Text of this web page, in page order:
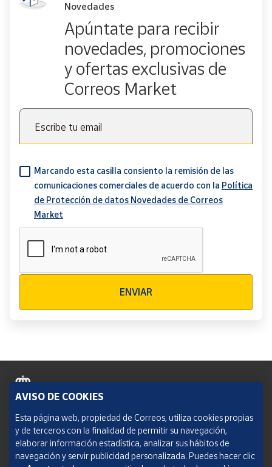
Novedades
Apúntate para recibir
novedades, promociones
y ofertas exclusivas de
Correos Market
Escribe tu email
Marcando esta casilla consiento la remisión de las
comunicaciones comerciales de acuerdo con la Política
de Protección de datos Novedades de Correos
Market
ENVIAR
Política de cookies
Aviso legal
Condiciones del servicio
AVISO DE COOKIES
Esta página web, propiedad de Correos, utiliza cookies propias
y de terceros con la finalidad de permitir su navegación,
elaborar información estadística, analizar sus hábitos de
navegación y servir publicidad personalizada. Puedes hacer clic